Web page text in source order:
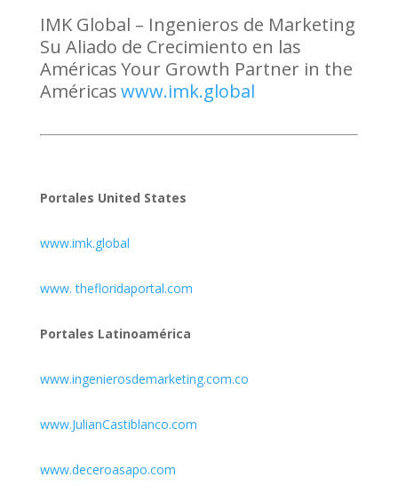
IMK Global – Ingenieros de Marketing
Su Aliado de Crecimiento en las
AméricasYour Growth Partner in the
Américaswww.imk.global
Portales United States
www.imk.global
www. thefloridaportal.com
Portales Latinoamérica
www.ingenierosdemarketing.com.co
www.JulianCastiblanco.com
www.deceroasapo.com